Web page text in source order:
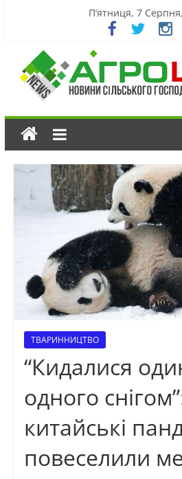
П’ятниця, 7
ТВАРИННИЦТВО
“Кидалися
одного
китайські
повеселили